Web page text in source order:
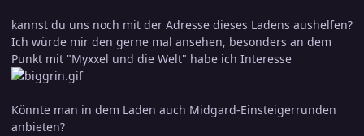
kannst du uns noch mit der Adresse dieses Ladens aushelfen?
Ich würde mir den gerne mal ansehen, besonders an dem
Punkt mit "Myxxel und die Welt" habe ich Interesse
Könnte man in dem Laden auch Midgard-Einsteigerrunden
anbieten?